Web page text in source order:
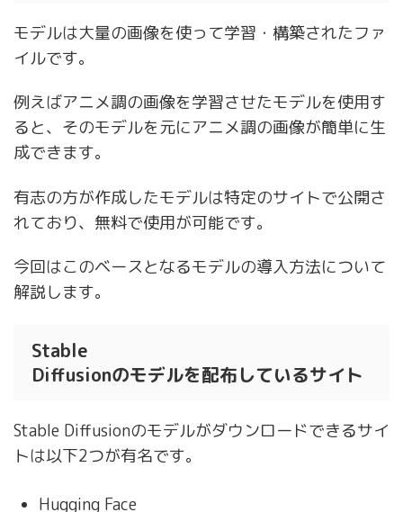
モデルは大量の画像を使って学習・構築されたファ
イルです。
例えばアニメ調の画像を学習させたモデルを使用す
ると、そのモデルを元にアニメ調の画像が簡単に生
成できます。
有志の方が作成したモデルは特定のサイトで公開さ
れており、無料で使用が可能です。
今回はこのベースとなるモデルの導入方法について
解説します。
Stable
Diffusionのモデルを配布しているサイト
Stable Diffusionのモデルがダウンロードできるサイ
トは以下2つが有名です。
Hugging Face